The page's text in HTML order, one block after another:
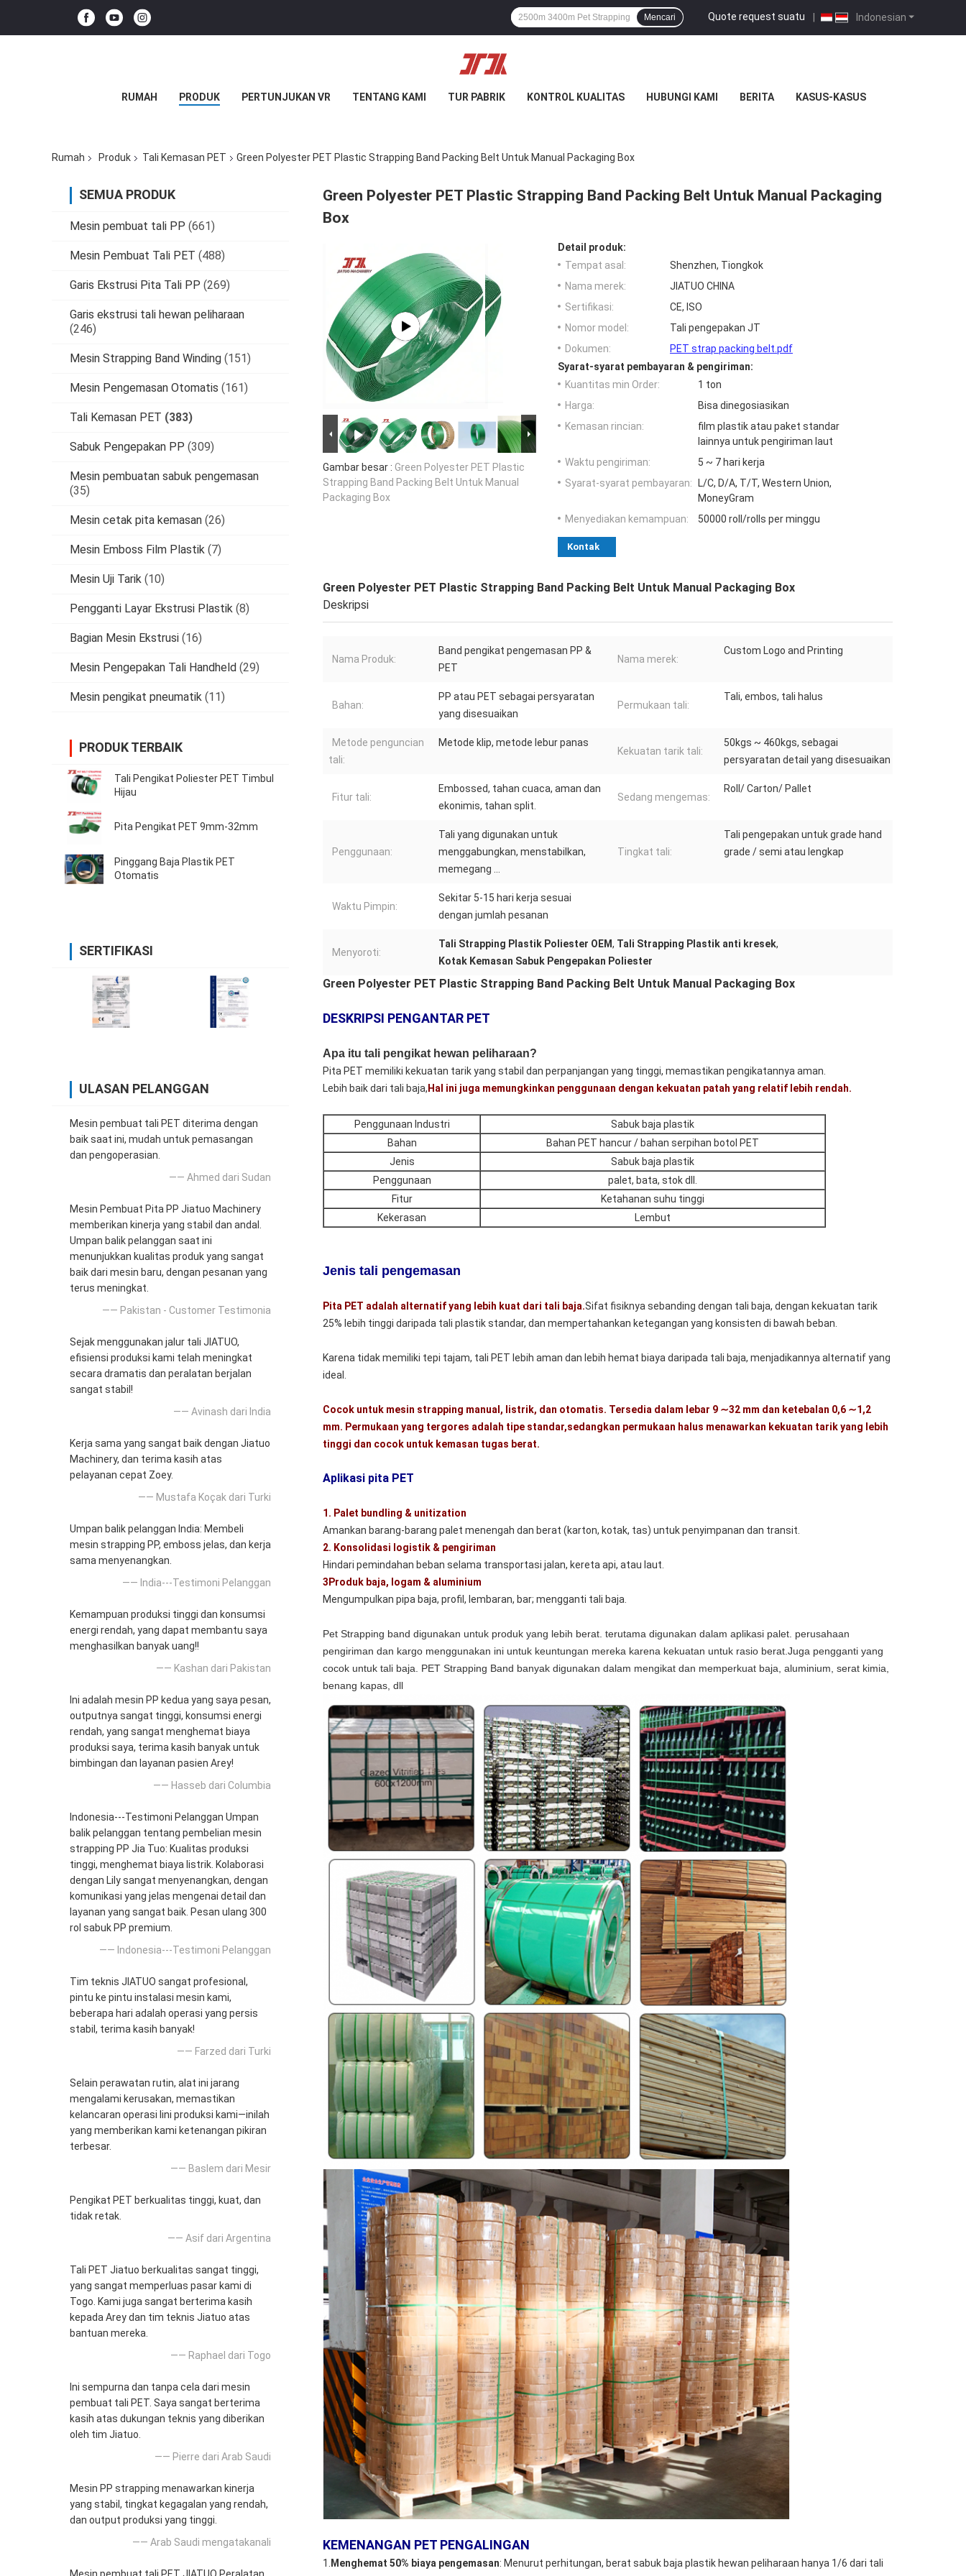
Indonesian
Quote request suatu |
Mencari
RUMAH PRODUK PERTUNJUKAN VR TENTANG KAMI TUR PABRIK KONTROL KUALITAS HUBUNGI KAMI BERITA KASUS-KASUS
Rumah Produk Tali Kemasan PET Green Polyester PET Plastic Strapping Band Packing Belt Untuk Manual Packaging Box
SEMUA PRODUK
Mesin pembuat tali PP (661)
Mesin Pembuat Tali PET (488)
Garis Ekstrusi Pita Tali PP (269)
Garis ekstrusi tali hewan peliharaan
(246)
Mesin Strapping Band Winding (151)
Mesin Pengemasan Otomatis (161)
Tali Kemasan PET (383)
Sabuk Pengepakan PP (309)
Mesin pembuatan sabuk pengemasan
(35)
Mesin cetak pita kemasan (26)
Mesin Emboss Film Plastik (7)
Mesin Uji Tarik (10)
Pengganti Layar Ekstrusi Plastik (8)
Bagian Mesin Ekstrusi (16)
Mesin Pengepakan Tali Handheld (29)
Mesin pengikat pneumatik (11)
PRODUK TERBAIK
Tali Pengikat Poliester PET Timbul
Hijau
Pita Pengikat PET 9mm-32mm
Pinggang Baja Plastik PET
Otomatis
SERTIFIKASI
ULASAN PELANGGAN
Mesin pembuat tali PET diterima dengan
baik saat ini, mudah untuk pemasangan
dan pengoperasian.
—— Ahmed dari Sudan
Mesin Pembuat Pita PP Jiatuo Machinery
memberikan kinerja yang stabil dan andal.
Umpan balik pelanggan saat ini
menunjukkan kualitas produk yang sangat
baik dari mesin baru, dengan pesanan yang
terus meningkat.
—— Pakistan - Customer Testimonia
Sejak menggunakan jalur tali JIATUO,
efisiensi produksi kami telah meningkat
secara dramatis dan peralatan berjalan
sangat stabil!
—— Avinash dari India
Kerja sama yang sangat baik dengan Jiatuo
Machinery, dan terima kasih atas
pelayanan cepat Zoey.
—— Mustafa Koçak dari Turki
Umpan balik pelanggan India: Membeli
mesin strapping PP, emboss jelas, dan kerja
sama menyenangkan.
—— India---Testimoni Pelanggan
Kemampuan produksi tinggi dan konsumsi
energi rendah, yang dapat membantu saya
menghasilkan banyak uang!!
—— Kashan dari Pakistan
Ini adalah mesin PP kedua yang saya pesan,
outputnya sangat tinggi, konsumsi energi
rendah, yang sangat menghemat biaya
produksi saya, terima kasih banyak untuk
bimbingan dan layanan pasien Arey!
—— Hasseb dari Columbia
Indonesia---Testimoni Pelanggan Umpan
balik pelanggan tentang pembelian mesin
strapping PP Jia Tuo: Kualitas produksi
tinggi, menghemat biaya listrik. Kolaborasi
dengan Lily sangat menyenangkan, dengan
komunikasi yang jelas mengenai detail dan
layanan yang sangat baik. Pesan ulang 300
rol sabuk PP premium.
—— Indonesia---Testimoni Pelanggan
Tim teknis JIATUO sangat profesional,
pintu ke pintu instalasi mesin kami,
beberapa hari adalah operasi yang persis
stabil, terima kasih banyak!
—— Farzed dari Turki
Selain perawatan rutin, alat ini jarang
mengalami kerusakan, memastikan
kelancaran operasi lini produksi kami—inilah
yang memberikan kami ketenangan pikiran
terbesar.
—— Baslem dari Mesir
Pengikat PET berkualitas tinggi, kuat, dan
tidak retak.
—— Asif dari Argentina
Tali PET Jiatuo berkualitas sangat tinggi,
yang sangat memperluas pasar kami di
Togo. Kami juga sangat berterima kasih
kepada Arey dan tim teknis Jiatuo atas
bantuan mereka.
—— Raphael dari Togo
Ini sempurna dan tanpa cela dari mesin
pembuat tali PET. Saya sangat berterima
kasih atas dukungan teknis yang diberikan
oleh tim Jiatuo.
—— Pierre dari Arab Saudi
Mesin PP strapping menawarkan kinerja
yang stabil, tingkat kegagalan yang rendah,
dan output produksi yang tinggi.
—— Arab Saudi mengatakanali
Green Polyester PET Plastic Strapping Band Packing Belt Untuk Manual Packaging
Box
Gambar besar : Green Polyester PET Plastic
Strapping Band Packing Belt Untuk Manual
Packaging Box
Detail produk:
Tempat asal:
Shenzhen, Tiongkok
Nama merek:
JIATUO CHINA
Sertifikasi:
CE, ISO
Nomor model:
Tali pengepakan JT
Dokumen:
PET strap packing belt.pdf
Syarat-syarat pembayaran & pengiriman:
Kuantitas min Order:
1 ton
Harga:
Bisa dinegosiasikan
Kemasan rincian:
film plastik atau paket standar
lainnya untuk pengiriman laut
Waktu pengiriman:
5 ~ 7 hari kerja
Syarat-syarat pembayaran:
L/C, D/A, T/T, Western Union,
MoneyGram
Menyediakan kemampuan:
50000 roll/rolls per minggu
Kontak
Green Polyester PET Plastic Strapping Band Packing Belt Untuk Manual Packaging Box
Deskripsi
Nama Produk:
Band pengikat pengemasan PP &
PET
Nama merek:
Custom Logo and Printing
Bahan:
PP atau PET sebagai persyaratan
yang disesuaikan
Permukaan tali:
Tali, embos, tali halus
Metode penguncian
tali:
Metode klip, metode lebur panas
Kekuatan tarik tali:
50kgs ~ 460kgs, sebagai
persyaratan detail yang disesuaikan
Fitur tali:
Embossed, tahan cuaca, aman dan
ekonimis, tahan split.
Sedang mengemas:
Roll/ Carton/ Pallet
Penggunaan:
Tali yang digunakan untuk
menggabungkan, menstabilkan,
memegang ...
Tingkat tali:
Tali pengepakan untuk grade hand
grade / semi atau lengkap
Waktu Pimpin:
Sekitar 5-15 hari kerja sesuai
dengan jumlah pesanan
Menyoroti:
Tali Strapping Plastik Poliester OEM, Tali Strapping Plastik anti kresek,
Kotak Kemasan Sabuk Pengepakan Poliester
Green Polyester PET Plastic Strapping Band Packing Belt Untuk Manual Packaging Box
DESKRIPSI PENGANTAR PET
Apa itu tali pengikat hewan peliharaan?
Pita PET memiliki kekuatan tarik yang stabil dan perpanjangan yang tinggi, memastikan pengikatannya aman.
Lebih baik dari tali baja, Hal ini juga memungkinkan penggunaan dengan kekuatan patah yang relatif lebih rendah.
Penggunaan Industri
Sabuk baja plastik
Bahan
Bahan PET hancur / bahan serpihan botol PET
Jenis
Sabuk baja plastik
Penggunaan
palet, bata, stok dll.
Fitur
Ketahanan suhu tinggi
Kekerasan
Lembut
Jenis tali pengemasan
Pita PET adalah alternatif yang lebih kuat dari tali baja.Sifat fisiknya sebanding dengan tali baja, dengan kekuatan tarik
25% lebih tinggi daripada tali plastik standar, dan mempertahankan ketegangan yang konsisten di bawah beban.
Karena tidak memiliki tepi tajam, tali PET lebih aman dan lebih hemat biaya daripada tali baja, menjadikannya alternatif yang
ideal.
Cocok untuk mesin strapping manual, listrik, dan otomatis. Tersedia dalam lebar 9 ∼32 mm dan ketebalan 0,6 ∼1,2
mm. Permukaan yang tergores adalah tipe standar,sedangkan permukaan halus menawarkan kekuatan tarik yang lebih
tinggi dan cocok untuk kemasan tugas berat.
Aplikasi pita PET
1. Palet bundling & unitization
Amankan barang-barang palet menengah dan berat (karton, kotak, tas) untuk penyimpanan dan transit.
2. Konsolidasi logistik & pengiriman
Hindari pemindahan beban selama transportasi jalan, kereta api, atau laut.
3Produk baja, logam & aluminium
Mengumpulkan pipa baja, profil, lembaran, bar; mengganti tali baja.
Pet Strapping band digunakan untuk produk yang lebih berat. terutama digunakan dalam aplikasi palet. perusahaan
pengiriman dan kargo menggunakan ini untuk keuntungan mereka karena kekuatan untuk rasio berat.Juga pengganti yang
cocok untuk tali baja. PET Strapping Band banyak digunakan dalam mengikat dan memperkuat baja, aluminium, serat kimia,
benang kapas, dll
KEMENANGAN PET PENGALINGAN
1. Menghemat 50% biaya pengemasan: Menurut perhitungan, berat sabuk baja plastik hewan peliharaan hanya 1/6 dari tali